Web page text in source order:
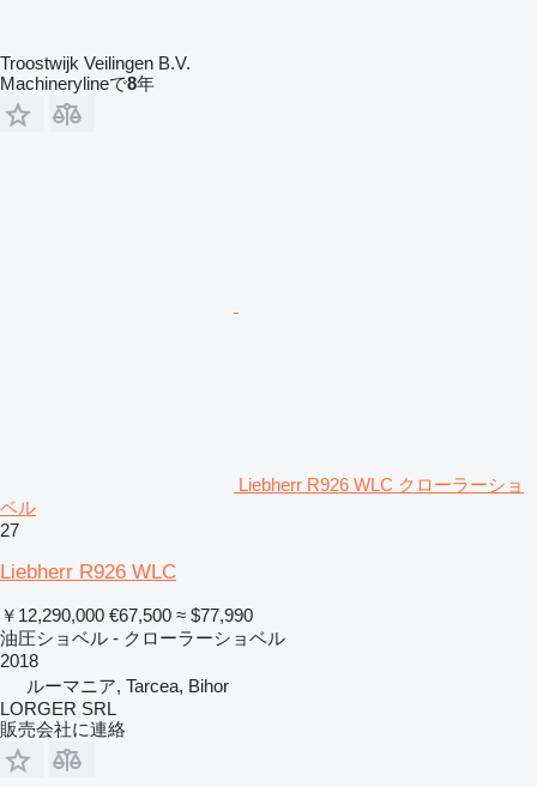
Troostwijk Veilingen B.V.
Machinerylineで8年
Liebherr R926 WLC クローラーショ
ベル
27
Liebherr R926 WLC
￥12,290,000 €67,500 ≈ $77,990
油圧ショベル - クローラーショベル
2018
ルーマニア, Tarcea, Bihor
LORGER SRL
販売会社に連絡